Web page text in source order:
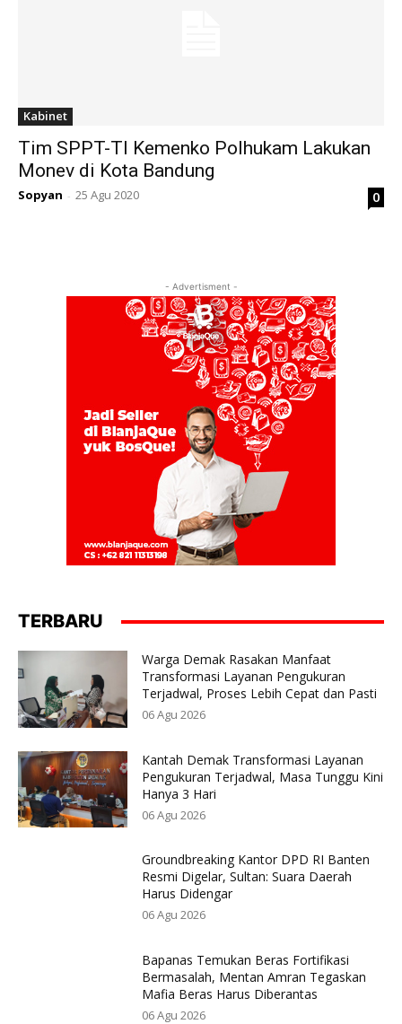
Kabinet
Tim SPPT-TI Kemenko Polhukam Lakukan
Monev di Kota Bandung
Sopyan - 25 Agu 2020 0
- Advertisment -
TERBARU
Warga Demak Rasakan Manfaat
Transformasi Layanan Pengukuran
Terjadwal, Proses Lebih Cepat dan Pasti
06 Agu 2026
Kantah Demak Transformasi Layanan
Pengukuran Terjadwal, Masa Tunggu Kini
Hanya 3 Hari
06 Agu 2026
Groundbreaking Kantor DPD RI Banten
Resmi Digelar, Sultan: Suara Daerah
Harus Didengar
06 Agu 2026
Bapanas Temukan Beras Fortifikasi
Bermasalah, Mentan Amran Tegaskan
Mafia Beras Harus Diberantas
06 Agu 2026